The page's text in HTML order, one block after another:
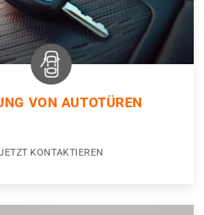
VON AUTOTÜREN
KONTAKTIEREN